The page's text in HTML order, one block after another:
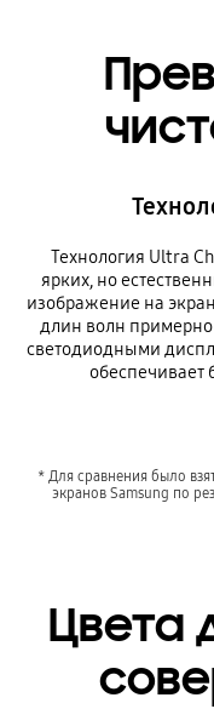
Технология Ultra
ярких, но
изображение на
длин волн
светодиодными
обеспечивает
* Для сравнения было
экранов Samsung по
Цвета